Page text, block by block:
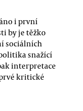
i první
by je těžko
sociálních
snažící
interpretace
kritické